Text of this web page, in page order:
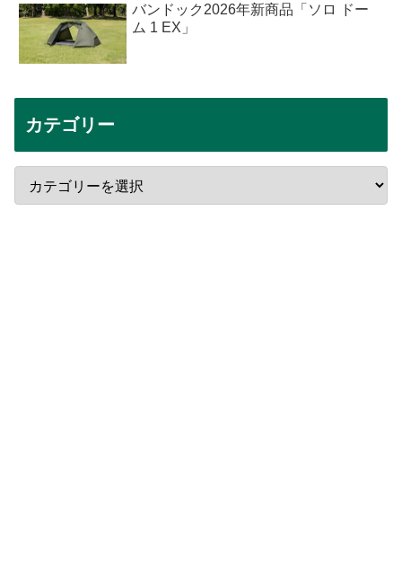
バンドック2026年新商品「ソロ ドー
ム 1 EX」
カテゴリー